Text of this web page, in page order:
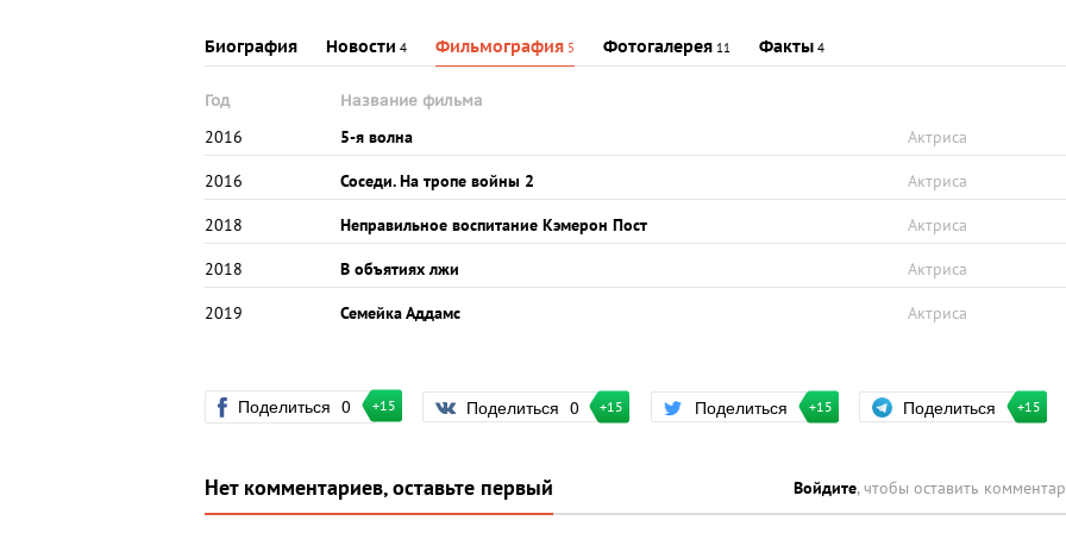
Биография Новости 4 Фильмография 5 Фотогалерея 11 Факты 4
Год Название фильма
2016 5-я волна Актриса
2016 Соседи. На тропе войны 2 Актриса
2018 Неправильное воспитание Кэмерон Пост Актриса
2018 В объятиях лжи Актриса
2019 Семейка Аддамс Актриса
Поделиться 0 +15 Поделиться 0 +15 Поделиться +15 Поделиться +15
Нет комментариев, оставьте первый Войдите, чтобы оставить